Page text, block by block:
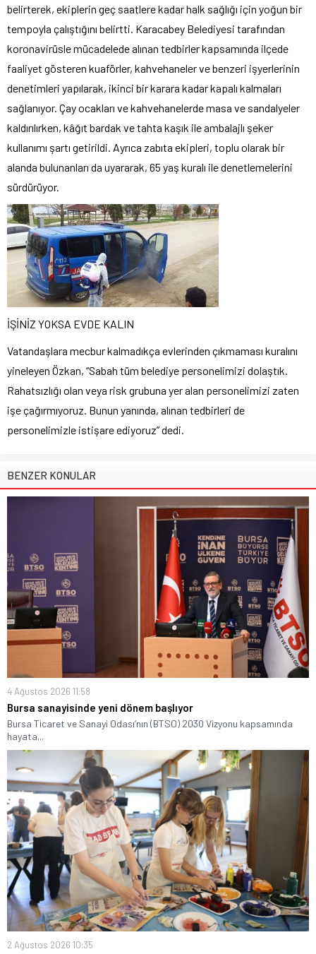
belirterek, ekiplerin geç saatlere kadar halk sağlığı için yoğun bir
tempoyla çalıştığını belirtti. Karacabey Belediyesi tarafından
koronavirüsle mücadelede alınan tedbirler kapsamında ilçede
faaliyet gösteren kuaförler, kahvehaneler ve benzeri işyerlerinin
denetimleri yapılarak, ikinci bir karara kadar kapalı kalmaları
sağlanıyor. Çay ocakları ve kahvehanelerde masa ve sandalyeler
kaldırılırken, kâğıt bardak ve tahta kaşık ile ambalajlı şeker
kullanımı şartı getirildi. Ayrıca zabıta ekipleri, toplu olarak bir
alanda bulunanları da uyararak, 65 yaş kuralı ile denetlemelerini
sürdürüyor.
İŞİNİZ YOKSA EVDE KALIN
Vatandaşlara mecbur kalmadıkça evlerinden çıkmaması kuralını
yineleyen Özkan, “Sabah tüm belediye personelimizi dolaştık.
Rahatsızlığı olan veya risk grubuna yer alan personelimizi zaten
işe çağırmıyoruz. Bunun yanında, alınan tedbirleri de
personelimizle istişare ediyoruz” dedi.
BENZER KONULAR
4 Ağustos 2026 11:58
Bursa sanayisinde yeni dönem başlıyor
Bursa Ticaret ve Sanayi Odası’nın (BTSO) 2030 Vizyonu kapsamında
hayata...
2 Ağustos 2026 10:35